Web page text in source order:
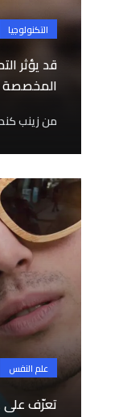
التكنولوجيا
قد يؤثر
المخصصة
منزينب
علم النفس
تعرّف على